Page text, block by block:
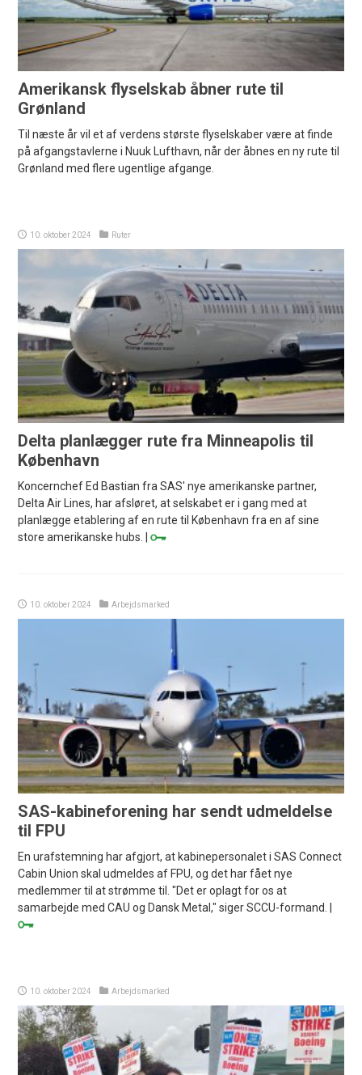
Amerikansk flyselskab åbner rute til
Grønland
Til næste år vil et af verdens største flyselskaber være at finde
på afgangstavlerne i Nuuk Lufthavn, når der åbnes en ny rute til
Grønland med flere ugentlige afgange.
10. oktober 2024 Ruter
Delta planlægger rute fra Minneapolis til
København
Koncernchef Ed Bastian fra SAS' nye amerikanske partner,
Delta Air Lines, har afsløret, at selskabet er i gang med at
planlægge etablering af en rute til København fra en af sine
store amerikanske hubs. |
10. oktober 2024 Arbejdsmarked
SAS-kabineforening har sendt udmeldelse
til FPU
En urafstemning har afgjort, at kabinepersonalet i SAS Connect
Cabin Union skal udmeldes af FPU, og det har fået nye
medlemmer til at strømme til. "Det er oplagt for os at
samarbejde med CAU og Dansk Metal," siger SCCU-formand. |
10. oktober 2024 Arbejdsmarked